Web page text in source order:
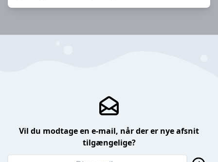
Vil du modtage en e-mail, når der er nye afsnit
tilgængelige?